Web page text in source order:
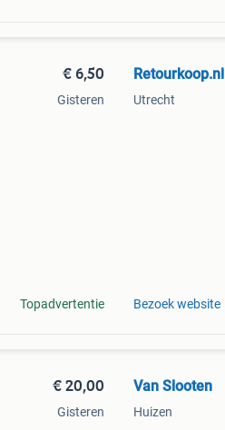
€ 6,50
Gisteren
Topadvertentie
Retourkoop.nl
Utrecht
Bezoek website
€ 20,00
Gisteren
Van Slooten
Huizen